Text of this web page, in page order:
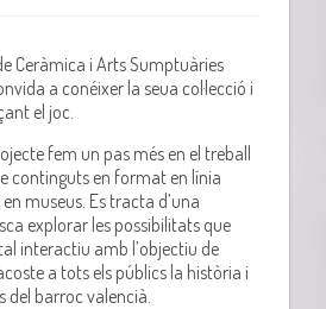
Ceràmica i Arts Sumptuàries
a conéixer la seua col·lecció i
el joc.
fem un pas més en el treball
continguts en format en línia
museus. Es tracta d’una
explorar les possibilitats que
interactiu amb l’objectiu de
a tots els públics la història i
del barroc valencià.